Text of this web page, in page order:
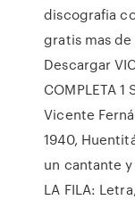
discografia
gratis mas de
Descargar
COMPLETA 1
Vicente
1940,
un cantante y
LA FILA: